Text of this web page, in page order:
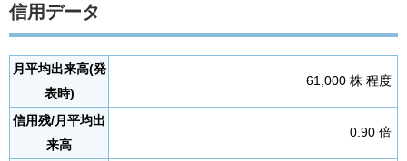
信用データ
月平均出来高(発
表時)
61,000 株 程度
信用残/月平均出
来高
0.90 倍